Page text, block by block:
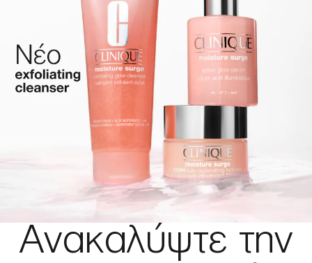
Ανακαλύψτε την